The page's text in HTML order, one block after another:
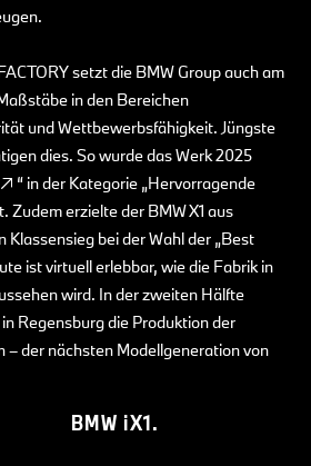
setzt die BMW Group auch am
in den Bereichen
und Wettbewerbsfähigkeit. Jüngste
dies. So wurde das Werk 2025
“ in der Kategorie „Hervorragende
Zudem erzielte der BMW X1 aus
Klassensieg bei der Wahl der „Best
ist virtuell erlebbar, wie die Fabrik in
wird. In der zweiten Hälfte
Regensburg die Produktion der
– der nächsten Modellgeneration von
BMW iX1.